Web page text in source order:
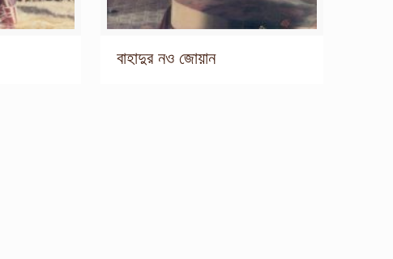
বাহাদুর নও জোয়ান